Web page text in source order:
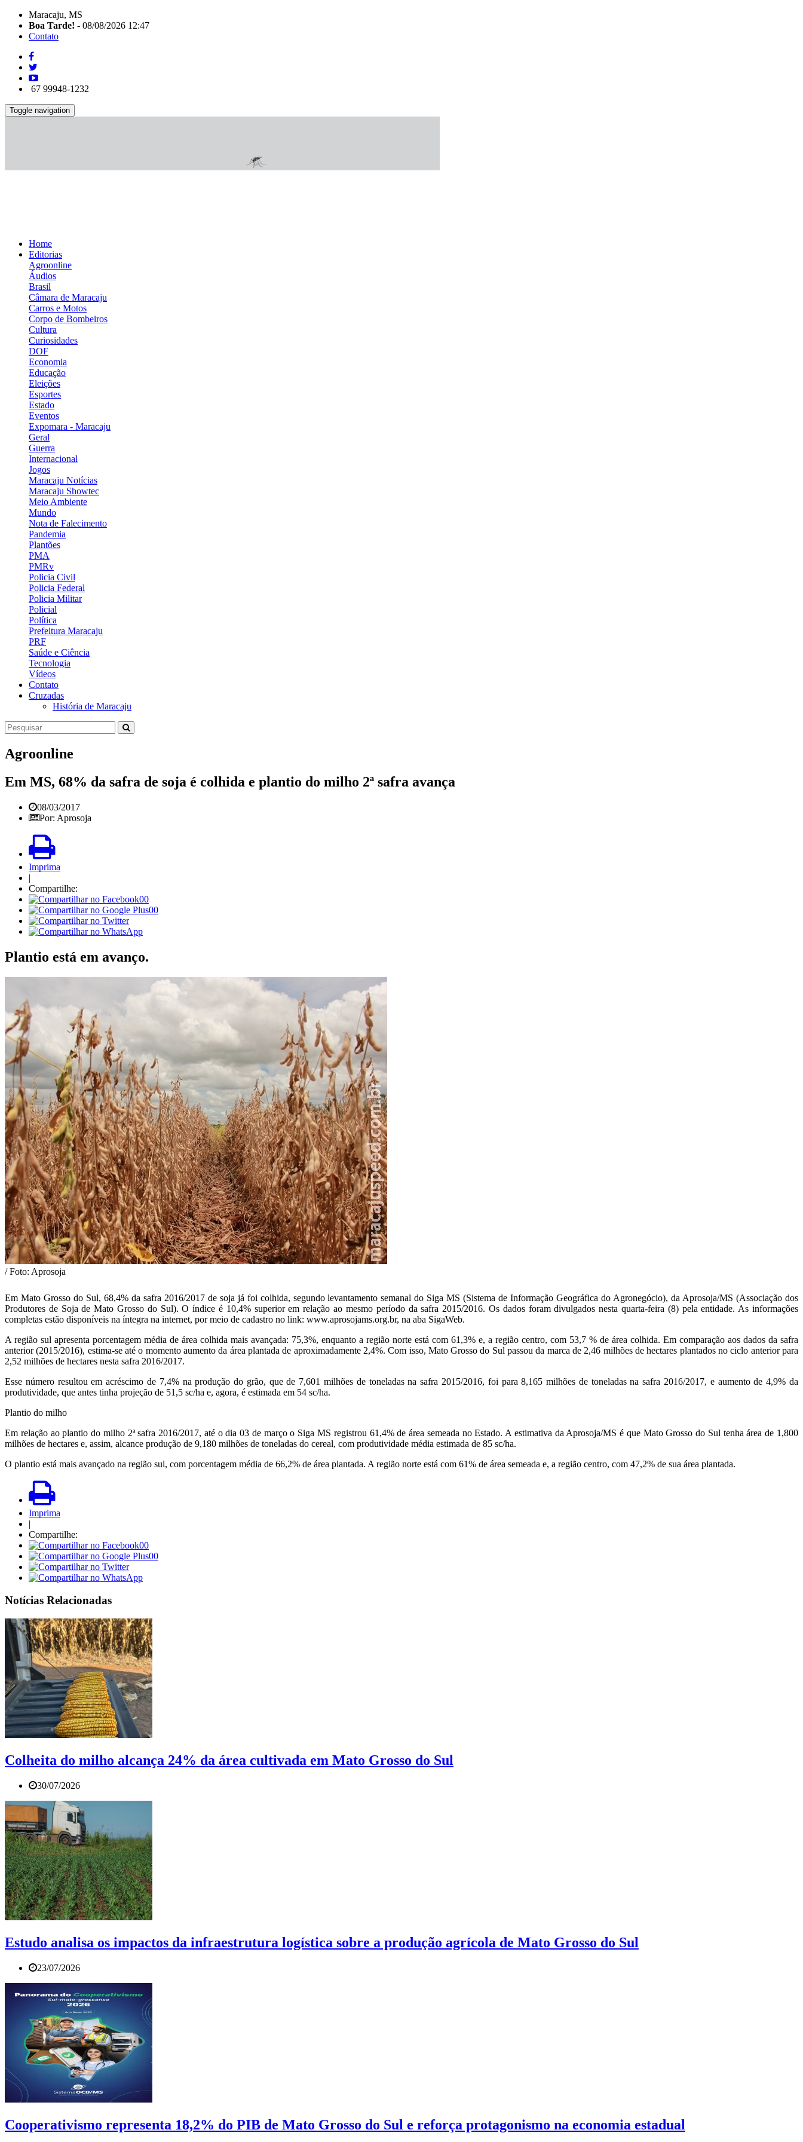
Maracaju, MS
Boa Tarde! - 08/08/2026 12:47
Contato
67 99948-1232
Toggle navigation
Home
Editorias
Agroonline
Áudios
Brasil
Câmara de Maracaju
Carros e Motos
Corpo de Bombeiros
Cultura
Curiosidades
DOF
Economia
Educação
Eleições
Esportes
Estado
Eventos
Expomara - Maracaju
Geral
Guerra
Internacional
Jogos
Maracaju Notícias
Maracaju Showtec
Meio Ambiente
Mundo
Nota de Falecimento
Pandemia
Plantões
PMA
PMRv
Policia Civil
Policia Federal
Policia Militar
Policial
Política
Prefeitura Maracaju
PRF
Saúde e Ciência
Tecnologia
Vídeos
Contato
Cruzadas
História de Maracaju
Agroonline
Em MS, 68% da safra de soja é colhida e plantio do milho 2ª safra avança
08/03/2017
Por: Aprosoja
Imprima
|
Compartilhe:
00
00
Plantio está em avanço.
/ Foto: Aprosoja
Em Mato Grosso do Sul, 68,4% da safra 2016/2017 de soja já foi colhida, segundo levantamento semanal do Siga MS (Sistema de Informação Geográfica do Agronegócio), da Aprosoja/MS (Associação dos
Produtores de Soja de Mato Grosso do Sul). O índice é 10,4% superior em relação ao mesmo período da safra 2015/2016. Os dados foram divulgados nesta quarta-feira (8) pela entidade. As informações
completas estão disponíveis na íntegra na internet, por meio de cadastro no link: www.aprosojams.org.br, na aba SigaWeb.
A região sul apresenta porcentagem média de área colhida mais avançada: 75,3%, enquanto a região norte está com 61,3% e, a região centro, com 53,7 % de área colhida. Em comparação aos dados da safra
anterior (2015/2016), estima-se até o momento aumento da área plantada de aproximadamente 2,4%. Com isso, Mato Grosso do Sul passou da marca de 2,46 milhões de hectares plantados no ciclo anterior para
2,52 milhões de hectares nesta safra 2016/2017.
Esse número resultou em acréscimo de 7,4% na produção do grão, que de 7,601 milhões de toneladas na safra 2015/2016, foi para 8,165 milhões de toneladas na safra 2016/2017, e aumento de 4,9% da
produtividade, que antes tinha projeção de 51,5 sc/ha e, agora, é estimada em 54 sc/ha.
Plantio do milho
Em relação ao plantio do milho 2ª safra 2016/2017, até o dia 03 de março o Siga MS registrou 61,4% de área semeada no Estado. A estimativa da Aprosoja/MS é que Mato Grosso do Sul tenha área de 1,800
milhões de hectares e, assim, alcance produção de 9,180 milhões de toneladas do cereal, com produtividade média estimada de 85 sc/ha.
O plantio está mais avançado na região sul, com porcentagem média de 66,2% de área plantada. A região norte está com 61% de área semeada e, a região centro, com 47,2% de sua área plantada.
Imprima
|
Compartilhe:
00
00
Notícias Relacionadas
Colheita do milho alcança 24% da área cultivada em Mato Grosso do Sul
30/07/2026
Estudo analisa os impactos da infraestrutura logística sobre a produção agrícola de Mato Grosso do Sul
23/07/2026
Cooperativismo representa 18,2% do PIB de Mato Grosso do Sul e reforça protagonismo na economia estadual